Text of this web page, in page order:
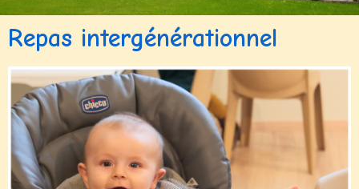
Repas intergénérationnel